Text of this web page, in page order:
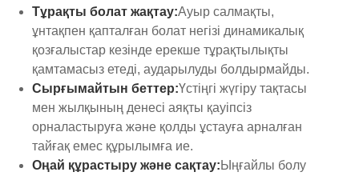
Тұрақты болат жақтау:Ауыр салмақты,
ұнтақпен қапталған болат негізі динамикалық
қозғалыстар кезінде ерекше тұрақтылықты
қамтамасыз етеді, аударылуды болдырмайды.
Сырғымайтын беттер:Үстіңгі жүгіру тақтасы
мен жылқының денесі аяқты қауіпсіз
орналастыруға және қолды ұстауға арналған
тайғақ емес құрылымға ие.
Оңай құрастыру және сақтау:Ыңғайлы болу